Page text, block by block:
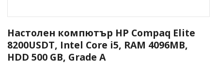
Настолен компютър HP Compaq Elite
8200USDT, Intel Core i5, RAM 4096MB,
HDD 500 GB, Grade A
към
началото
на
галерия